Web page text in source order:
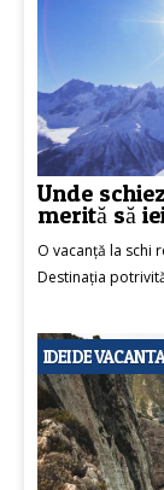
Unde
merită să
O vacanță la schi
Destinația
IDEI DE VACANTA